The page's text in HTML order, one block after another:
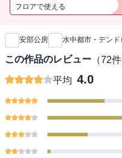
フロアで使える
新刊通知
安部公房 水中都市・デンド
この作品のレビュー （72件
平均 4.0